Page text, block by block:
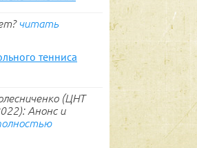
читать
тенниса
(ЦНТ
Анонс и